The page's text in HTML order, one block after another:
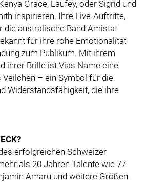
Grace, Laufey, oder Sigrid und
inspirieren. Ihre Live-Auftritte,
die australische Band Amistat
für ihre rohe Emotionalität
zum Publikum. Mit ihrem
ihrer Brille ist Vias Name eine
– ein Symbol für die
Widerstandsfähigkeit, die ihre
erfolgreichen Schweizer
als 20 Jahren Talente wie 77
Amaru und weitere Größen